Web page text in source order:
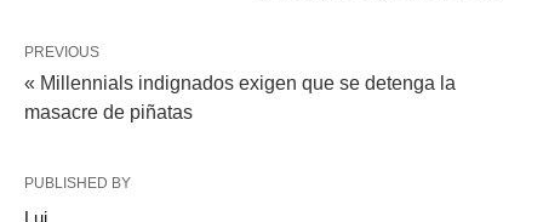
PREVIOUS
« Millennials indignados exigen que se detenga la
masacre de piñatas
PUBLISHED BY